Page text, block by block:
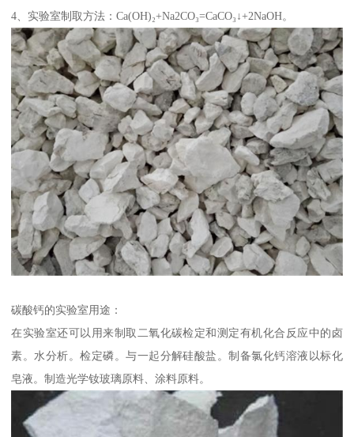
4、实验室制取方法：Ca(OH)₂+Na2CO₃=CaCO₃↓+2NaOH。
碳酸钙的实验室用途：
在实验室还可以用来制取二氧化碳检定和测定有机化合反应中的卤
素。水分析。检定磷。与一起分解硅酸盐。制备氯化钙溶液以标化
皂液。制造光学钕玻璃原料、涂料原料。